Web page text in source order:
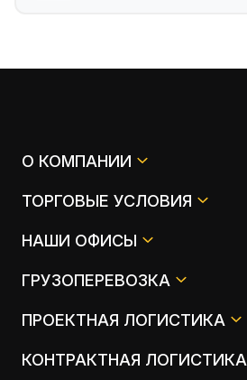
О КОМПАНИИ
ТОРГОВЫЕ УСЛОВИЯ
НАШИ ОФИСЫ
ГРУЗОПЕРЕВОЗКА
ПРОЕКТНАЯ ЛОГИСТИКА
КОНТРАКТНАЯ ЛОГИСТИКА